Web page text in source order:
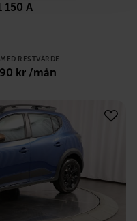
150 A
RESTVÄRDE
kr /mån